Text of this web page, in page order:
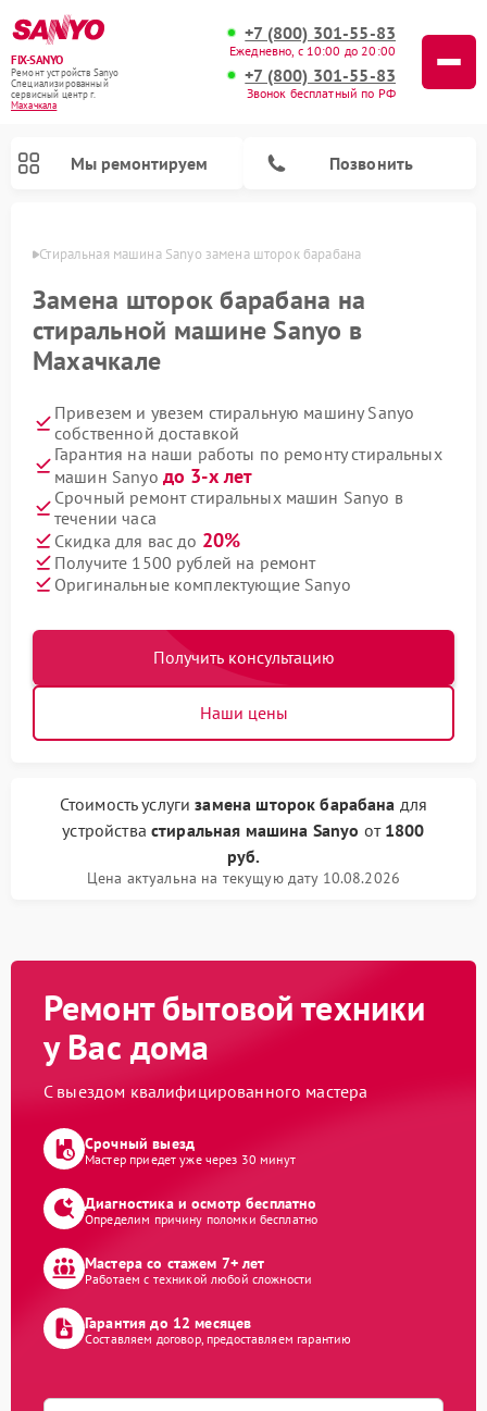
FIX-SANYO
Ремонт устройств Sanyo
Специализированный
cервисный центр г.
Махачкала
+7 (800) 301-55-83
Ежедневно, с 10:00 до 20:00
+7 (800) 301-55-83
Звонок бесплатный по РФ
Мы ремонтируем Позвонить
Стиральная машина Sanyo замена шторок барабана
Замена шторок барабана на
стиральной машине Sanyo в
Махачкале
Привезем и увезем стиральную машину Sanyo
собственной доставкой
Гарантия на наши работы по ремонту стиральных
машин Sanyo до 3-х лет
Срочный ремонт стиральных машин Sanyo в
течении часа
Скидка для вас до 20%
Получите 1500 рублей на ремонт
Оригинальные комплектующие Sanyo
Получить консультацию
Наши цены
Стоимость услугизамена шторок барабана для
устройства стиральная машина Sanyo от 1800
руб.
Цена актуальна на текущую дату 10.08.2026
Ремонт бытовой техники
у Вас дома
С выездом квалифицированного мастера
Срочный выезд
Мастер приедет уже через 30 минут
Диагностика и осмотр бесплатно
Определим причину поломки бесплатно
Мастера со стажем 7+ лет
Работаем с техникой любой сложности
Гарантия до 12 месяцев
Составляем договор, предоставляем гарантию